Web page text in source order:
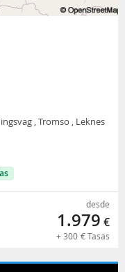
, Tromso , Leknes
desde
1.979 €
+300 €Tasas